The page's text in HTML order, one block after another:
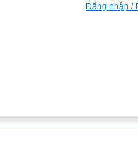
Đăng nhập /